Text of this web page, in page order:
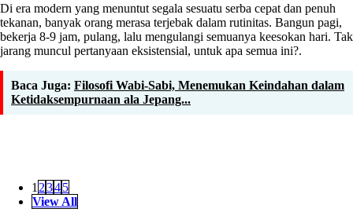
Di era modern yang menuntut segala sesuatu serba cepat dan penuh
tekanan, banyak orang merasa terjebak dalam rutinitas. Bangun pagi,
bekerja 8-9 jam, pulang, lalu mengulangi semuanya keesokan hari. Tak
jarang muncul pertanyaan eksistensial, untuk apa semua ini?.
Baca Juga: Filosofi Wabi-Sabi, Menemukan Keindahan dalam
Ketidaksempurnaan ala Jepang...
1 2345
View All